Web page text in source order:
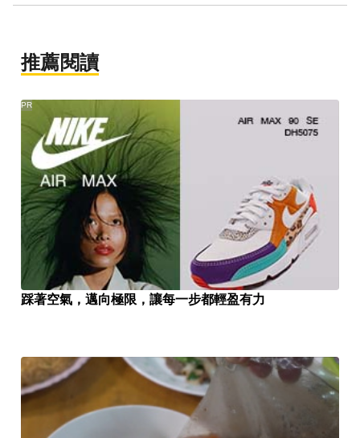
推薦閱讀
踩著空氣，邁向極限，讓每一步都輕盈有力
PR